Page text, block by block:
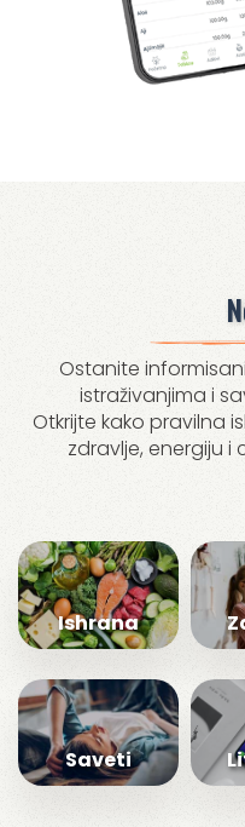
Ostanite
istraživanjima i
Otkrijte kako pravilna
zdravlje, energiju i
Ishrana
Saveti